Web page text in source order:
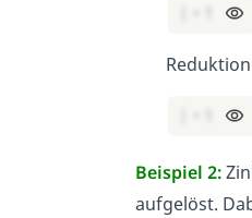
Beispiel 2:
aufgelöst.